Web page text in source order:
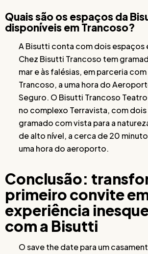
Quais são os espaços da
disponíveis em Trancoso?
A Bisutti conta com dois espaços
Chez Bisutti Trancoso tem
mar e às falésias, em parceria
Trancoso, a uma hora do
Seguro. O Bisutti Trancoso
no complexo Terravista, com
gramado com vista para a
de alto nível, a cerca de 20
uma hora do aeroporto.
Conclusão:
primeiro convite
experiência
com a Bisutti
O save the date para um